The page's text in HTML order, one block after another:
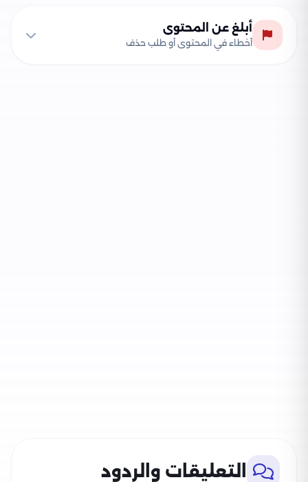
أبلغ عن المحتوى
أخطاء في المحتوى أو طلب حذف
التعليقات والردود